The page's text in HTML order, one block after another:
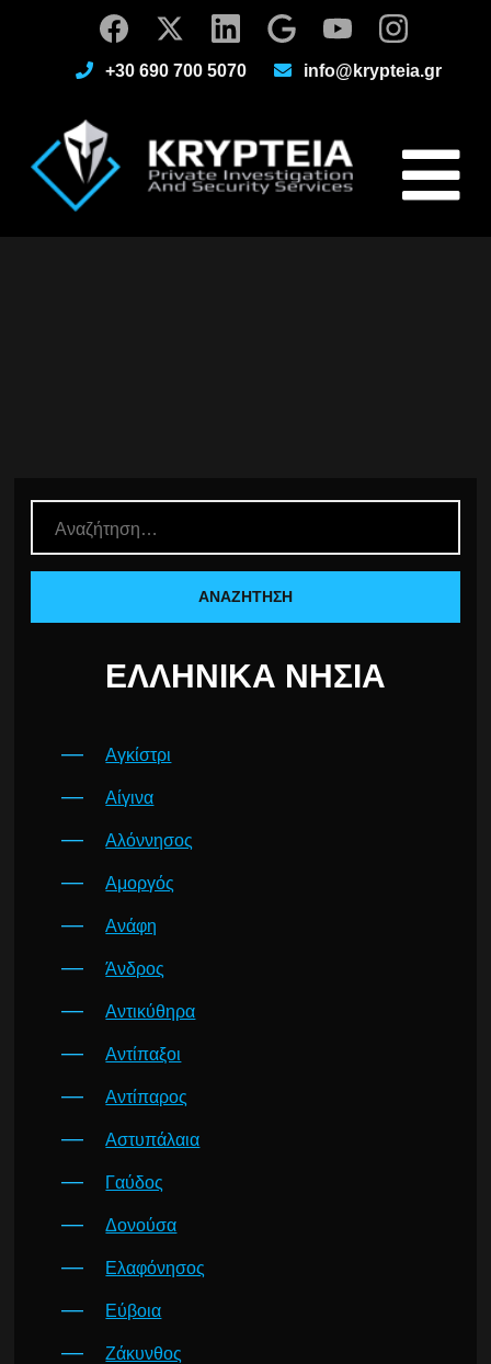
+30 690 700 5070 info@krypteia.gr
ΕΛΛΗΝΙΚΆ ΝΗΣΙΆ
Αγκίστρι
Αίγινα
Αλόννησος
Αμοργός
Ανάφη
Άνδρος
Αντικύθηρα
Αντίπαξοι
Αντίπαρος
Αστυπάλαια
Γαύδος
Δονούσα
Ελαφόνησος
Εύβοια
Ζάκυνθος